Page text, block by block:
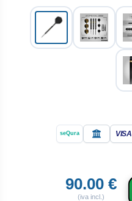
seQura VISA
90.00 €
(iva incl.)